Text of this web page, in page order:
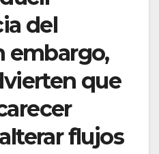
del
embargo,
que
flujos